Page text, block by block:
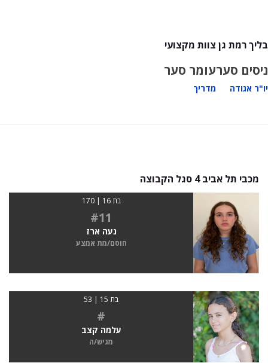
בליך רמת גן צוות מקצועי
ניסים סער
יו"ר אגודה
עומר סער
מדריך
מכבי תל אביב 4 סגל הקבוצה
בת 16 | 170
#11
נעה ארז
חוסם/מת אמצע
בת 15 | 53
#
עלמה קצב
מגיש/ה